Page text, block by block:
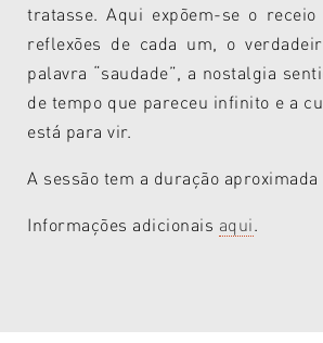
tratasse. Aqui expõem-se o receio
reflexões de cada um, o
palavra “saudade”, a nostalgia
de tempo que pareceu infinito e a
está para vir.
A sessão tem a duração
Informações adicionais aqui.